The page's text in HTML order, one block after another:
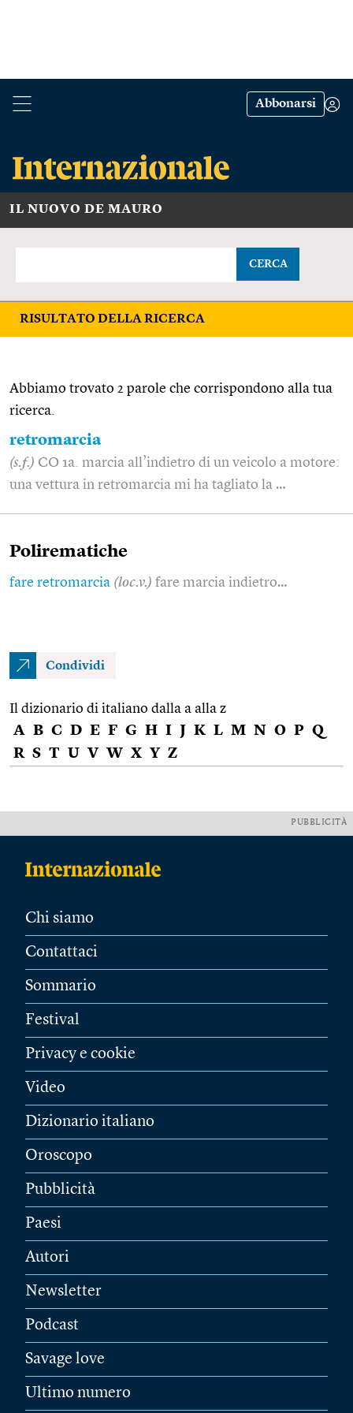
Abbonarsi
IL NUOVO DE MAURO
CERCA
RISULTATO DELLA RICERCA
Abbiamo trovato 2 parole che corrispondono alla tua
ricerca.
retromarcia
(s.f.) CO 1a. marcia all’indietro di un veicolo a motore:
una vettura in retromarcia mi ha tagliato la …
Polirematiche
fare retromarcia (loc.v.) fare marcia indietro…
Condividi
Il dizionario di italiano dalla a alla z
A B C D E F G H I J K L M N O P Q
R S T U V W X Y Z
PUBBLICITÀ
Chi siamo
Contattaci
Sommario
Festival
Privacy e cookie
Video
Dizionario italiano
Oroscopo
Pubblicità
Paesi
Autori
Newsletter
Podcast
Savage love
Ultimo numero